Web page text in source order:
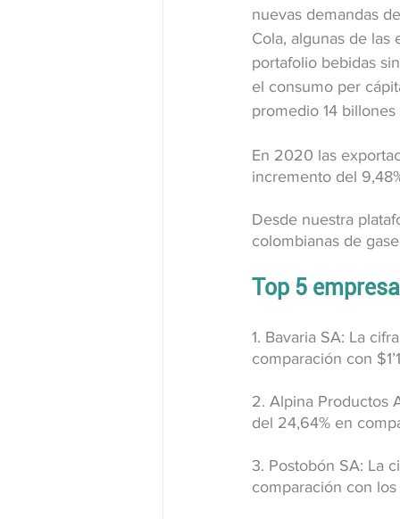
nuevas demandas
Cola, algunas de las
portafolio bebidas
el consumo per
promedio 14 billones
En 2020 las
incremento del
Desde nuestra
colombianas de
Top 5
1. Bavaria SA: La
comparación con
2. Alpina Productos
del 24,64% en
3. Postobón SA: La
comparación con